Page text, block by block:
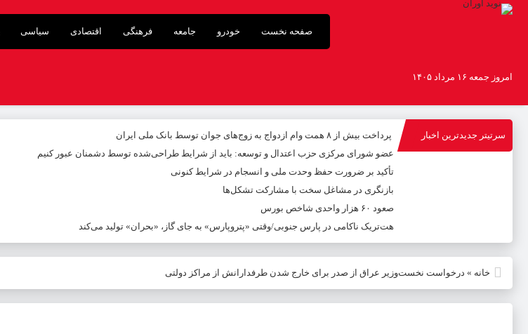
صفحه نخست خودرو جامعه فرهنگی اقتصادی سیاسی
امروز جمعه ۱۶ مرداد ۱۴۰۵
سرتیتر جدیدترین اخبار
پرداخت بیش از ۸ همت وام ازدواج به زوج‌های جوان توسط بانک ملی ایران
عضو شورای مرکزی حزب اعتدال و توسعه: باید از شرایط طراحی‌شده توسط دشمنان عبور کنیم
تأکید بر ضرورت حفظ وحدت ملی و انسجام در شرایط کنونی
بازنگری در مشاغل سخت با مشارکت تشکل‌ها
صعود ۶۰ هزار واحدی شاخص بورس
هت‌تریک ناکامی در پارس جنوبی/وقتی «پتروپارس» به جای گاز، «بحران» تولید می‌کند
خانه » درخواست نخست‌وزیر عراق از صدر برای خارج شدن طرفدارانش از مراکز دولتی